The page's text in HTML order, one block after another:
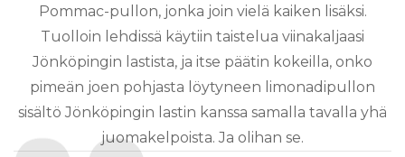
Pommac-pullon, jonka join vielä kaiken lisäksi.
Tuolloin lehdissä käytiin taistelua viinakaljaasi
Jönköpingin lastista, ja itse päätin kokeilla, onko
pimeän joen pohjasta löytyneen limonadipullon
sisältö Jönköpingin lastin kanssa samalla tavalla yhä
juomakelpoista. Ja olihan se.